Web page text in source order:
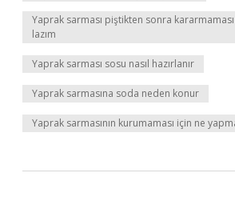
Yaprak sarması piştikten sonra
lazım
Yaprak sarması sosu nasıl hazırlanır
Yaprak sarmasına soda neden konur
Yaprak sarmasının kurumaması için ne